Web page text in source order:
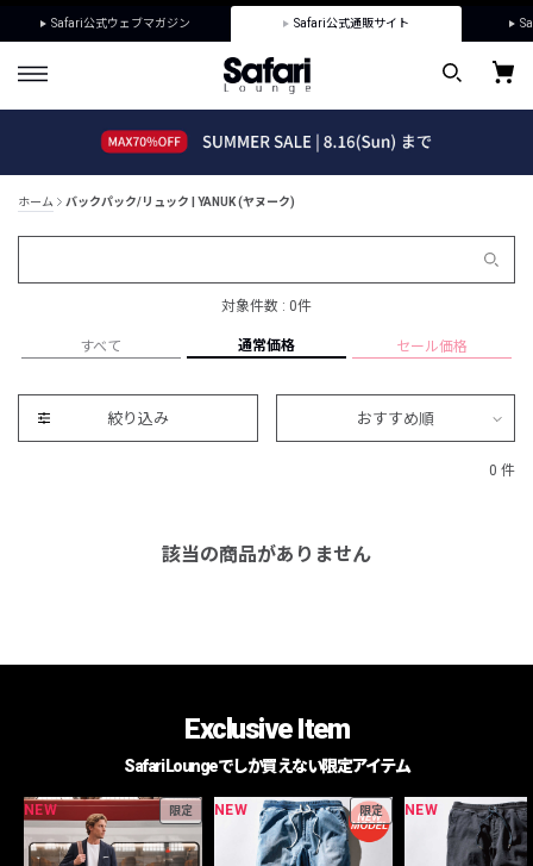
Safari公式ウェブマガジン Safari公式通販サイト
ホーム バックパック/リュック | YANUK (ヤヌーク)
対象件数 : 0件
すべて 通常価格 セール価格
絞り込み おすすめ順
0 件
該当の商品がありません
Exclusive Item
Safari Loungeでしか買えない限定アイテム
NEW 限定 NEW 限定 NEW